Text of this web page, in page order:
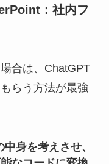
：社内フ
合は、ChatGPT
らう方法が最強
身を考えさせ、